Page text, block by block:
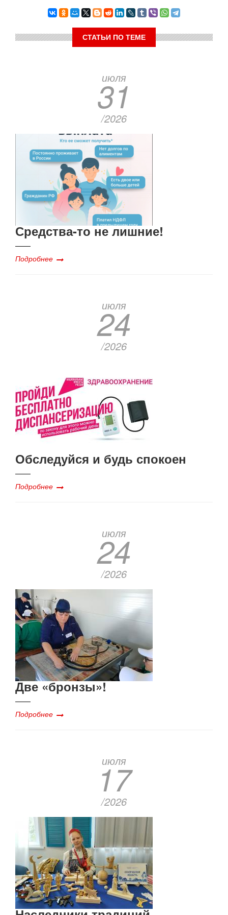
СТАТЬИ ПО ТЕМЕ
июля
31
/2026
Средства-то не лишние!
Подробнее
июля
24
/2026
Обследуйся и будь спокоен
Подробнее
июля
24
/2026
Две «бронзы»!
Подробнее
июля
17
/2026